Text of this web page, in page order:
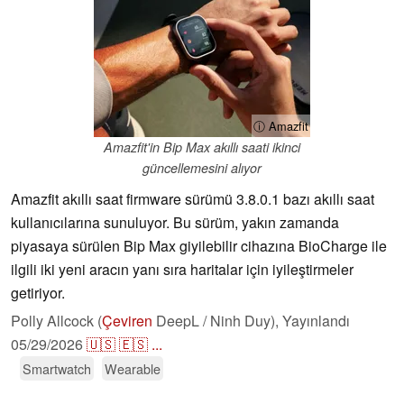
ⓘ Amazfit
Amazfit'in Bip Max akıllı saati ikinci
güncellemesini alıyor
Amazfit akıllı saat firmware sürümü 3.8.0.1 bazı akıllı saat
kullanıcılarına sunuluyor. Bu sürüm, yakın zamanda
piyasaya sürülen Bip Max giyilebilir cihazına BioCharge ile
ilgili iki yeni aracın yanı sıra haritalar için iyileştirmeler
getiriyor.
Polly Allcock (Çeviren DeepL / Ninh Duy), Yayınlandı
05/29/2026🇺🇸🇪🇸 ...
Smartwatch Wearable